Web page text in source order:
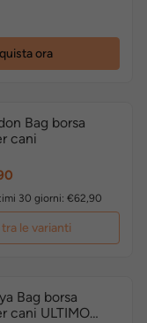
ora
Bag borsa
cani
30 giorni: €62,90
le varianti
Bag borsa
cani ULTIMO